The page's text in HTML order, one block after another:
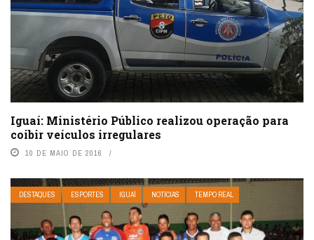
Iguaí: Ministério Público realizou operação para
coibir veículos irregulares
10 DE MAIO DE 2016
DESTAQUES ESPORTES IGUAÍ NOTÍCIAS TEMPO REAL